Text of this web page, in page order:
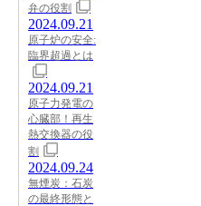
弁の役割
2024.09.21
原子炉の安全:
臨界超過とは
2024.09.21
原子力発電の
心臓部！再生
熱交換器の役
割
2024.09.24
無煙炭：石炭
の最終形態と